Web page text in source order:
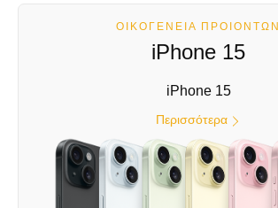
ΟΙΚΟΓΈΝΕΙΑ ΠΡΟΊΌΝΤΩΝ
iPhone 15
iPhone 15
Περισσότερα